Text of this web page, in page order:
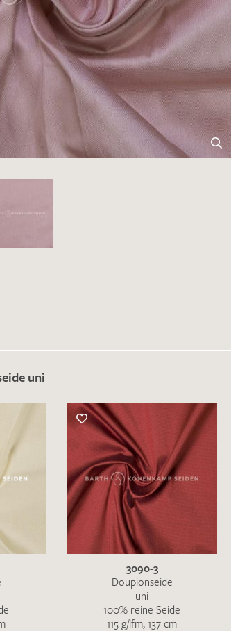
uni
3090-3
Doupionseide
uni
100% reine Seide
115 g/lfm, 137 cm